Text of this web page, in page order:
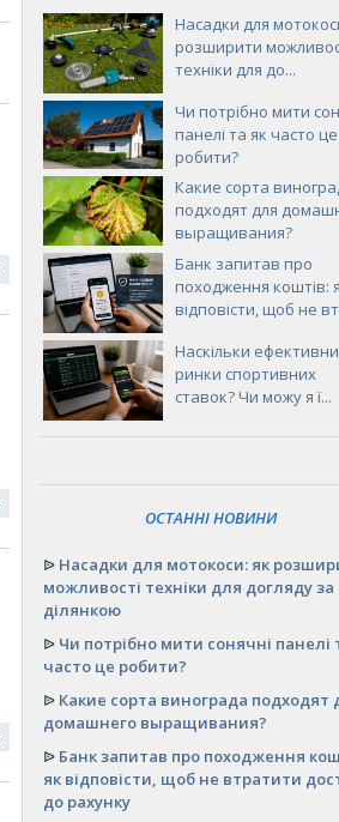
Насадки для
розширити
техніки для до...
Чи потрібно мити
панелі та як часто це
робити?
Какие сорта
подходят для
выращивания?
Банк запитав про
походження коштів:
відповісти, щоб не
Наскільки
ринки спортивних
ставок? Чи можу я ї...
ОСТАННІ НОВИНИ
ᐉ Насадки для мотокоси: як
можливості техніки для догляду за
ділянкою
ᐉ Чи потрібно мити сонячні панелі
часто це робити?
ᐉ Какие сорта винограда подходят
домашнего выращивания?
ᐉ Банк запитав про походження
як відповісти, щоб не втратити
до рахунку